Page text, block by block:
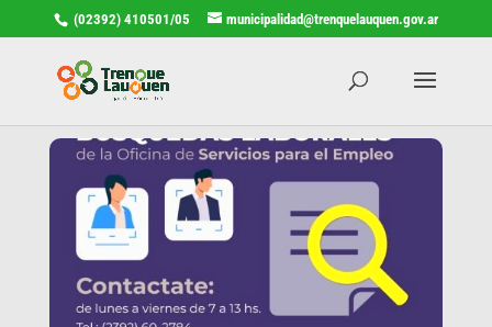
(02392) 410501/05 municipalidad@trenquelauquen.gov.ar